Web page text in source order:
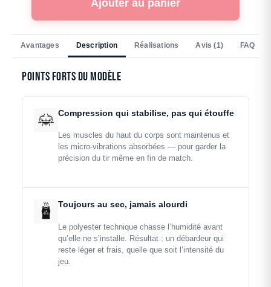
Ajouter au panier
Avantages Description Réalisations Avis (1) FAQ
Points forts du modèle
Compression qui stabilise, pas qui étouffe
Les muscles du haut du corps sont maintenus et
les micro-vibrations absorbées — pour garder la
précision du tir même en fin de match.
Toujours au sec, jamais alourdi
Le polyester technique chasse l’humidité avant
qu’elle ne s’installe. Résultat : un débardeur qui
reste léger et frais, quelle que soit l’intensité du
jeu.